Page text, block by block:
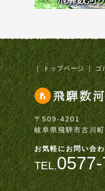
｜ トップページ ｜ ゴ
〒509-4201
岐阜県飛騨市古川
お気軽にお問い合
TEL.